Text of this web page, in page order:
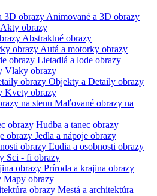
Animované a 3D obrazy
Akty obrazy
Abstraktné obrazy
Autá a motorky obrazy
Lietadlá a lode obrazy
Vlaky obrazy
Objekty a Detaily obrazy
Kvety obrazy
Maľované obrazy na
Hudba a tanec obrazy
Jedla a nápoje obrazy
Ľudia a osobnosti obrazy
Sci - fi obrazy
Príroda a krajina obrazy
Mapy obrazy
Mestá a architektúra